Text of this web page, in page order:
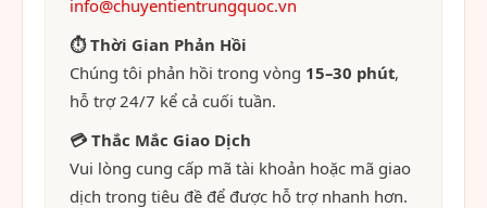
info@chuyentientrungquoc.vn
⏱ Thời Gian Phản Hồi
Chúng tôi phản hồi trong vòng 15–30 phút,
hỗ trợ 24/7 kể cả cuối tuần.
💳 Thắc Mắc Giao Dịch
Vui lòng cung cấp mã tài khoản hoặc mã giao
dịch trong tiêu đề để được hỗ trợ nhanh hơn.